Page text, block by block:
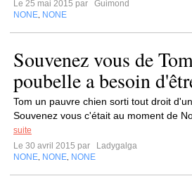
Le 25 mai 2015 par
Guimond
NONE NONE
Souvenez vous de
poubelle a besoin
Tom un pauvre chien sorti tout droit
Souvenez vous c'était au moment de
suite
Le 30 avril 2015 par
Ladygalga
NONE NONE NONE